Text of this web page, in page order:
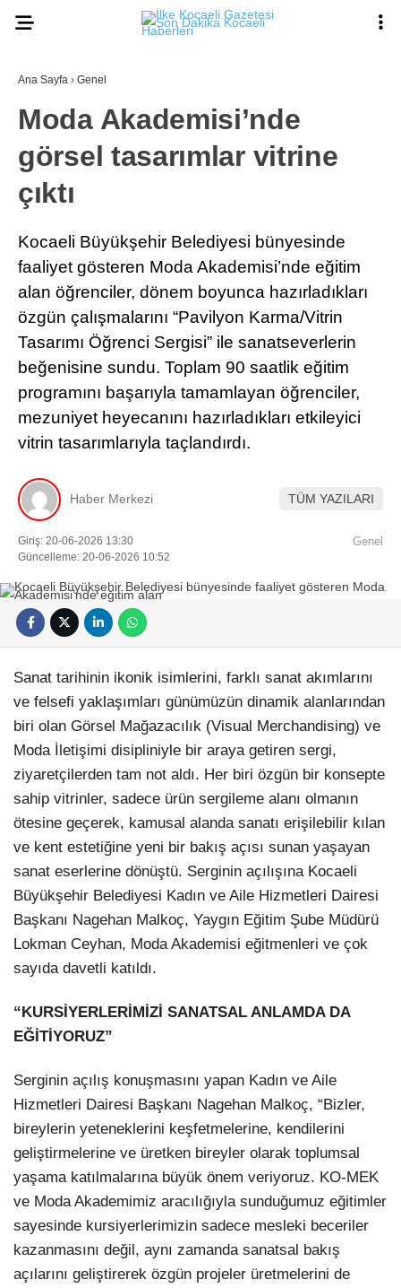
Ana Sayfa › Genel
Moda Akademisi’nde
görsel tasarımlar vitrine
çıktı
Kocaeli Büyükşehir Belediyesi bünyesinde
faaliyet gösteren Moda Akademisi’nde eğitim
alan öğrenciler, dönem boyunca hazırladıkları
özgün çalışmalarını “Pavilyon Karma/Vitrin
Tasarımı Öğrenci Sergisi” ile sanatseverlerin
beğenisine sundu. Toplam 90 saatlik eğitim
programını başarıyla tamamlayan öğrenciler,
mezuniyet heyecanını hazırladıkları etkileyici
vitrin tasarımlarıyla taçlandırdı.
Haber Merkezi TÜM YAZILARI
Giriş: 20-06-2026 13:30
Güncelleme: 20-06-2026 10:52
Genel
Sanat tarihinin ikonik isimlerini, farklı sanat akımlarını
ve felsefi yaklaşımları günümüzün dinamik alanlarından
biri olan Görsel Mağazacılık (Visual Merchandising) ve
Moda İletişimi disipliniyle bir araya getiren sergi,
ziyaretçilerden tam not aldı. Her biri özgün bir konsepte
sahip vitrinler, sadece ürün sergileme alanı olmanın
ötesine geçerek, kamusal alanda sanatı erişilebilir kılan
ve kent estetiğine yeni bir bakış açısı sunan yaşayan
sanat eserlerine dönüştü. Serginin açılışına Kocaeli
Büyükşehir Belediyesi Kadın ve Aile Hizmetleri Dairesi
Başkanı Nagehan Malkoç, Yaygın Eğitim Şube Müdürü
Lokman Ceyhan, Moda Akademisi eğitmenleri ve çok
sayıda davetli katıldı.
“KURSİYERLERİMİZİ SANATSAL ANLAMDA DA
EĞİTİYORUZ”
Serginin açılış konuşmasını yapan Kadın ve Aile
Hizmetleri Dairesi Başkanı Nagehan Malkoç, “Bizler,
bireylerin yeteneklerini keşfetmelerine, kendilerini
geliştirmelerine ve üretken bireyler olarak toplumsal
yaşama katılmalarına büyük önem veriyoruz. KO-MEK
ve Moda Akademimiz aracılığıyla sunduğumuz eğitimler
sayesinde kursiyerlerimizin sadece mesleki beceriler
kazanmasını değil, aynı zamanda sanatsal bakış
açılarını geliştirerek özgün projeler üretmelerini de